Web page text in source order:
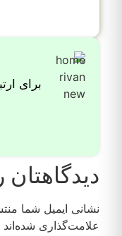
برای
دیدگاهتان
نشانی ایمیل شما
علامت‌گذاری شده‌اند